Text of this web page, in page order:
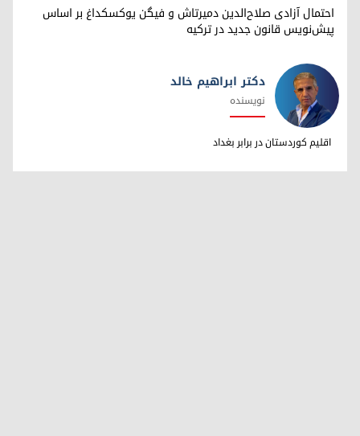
احتمال آزادی صلاح‌الدین دمیرتاش و فیگن یوکسکداغ بر اساس
پیش‌نویس قانون جدید در ترکیه
دکتر ابراهیم خالد
دکتر ابراهیم خالد
نویسنده
اقلیم کوردستان در برابر بغداد